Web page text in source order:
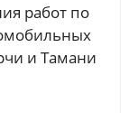
работ по
и Тамани